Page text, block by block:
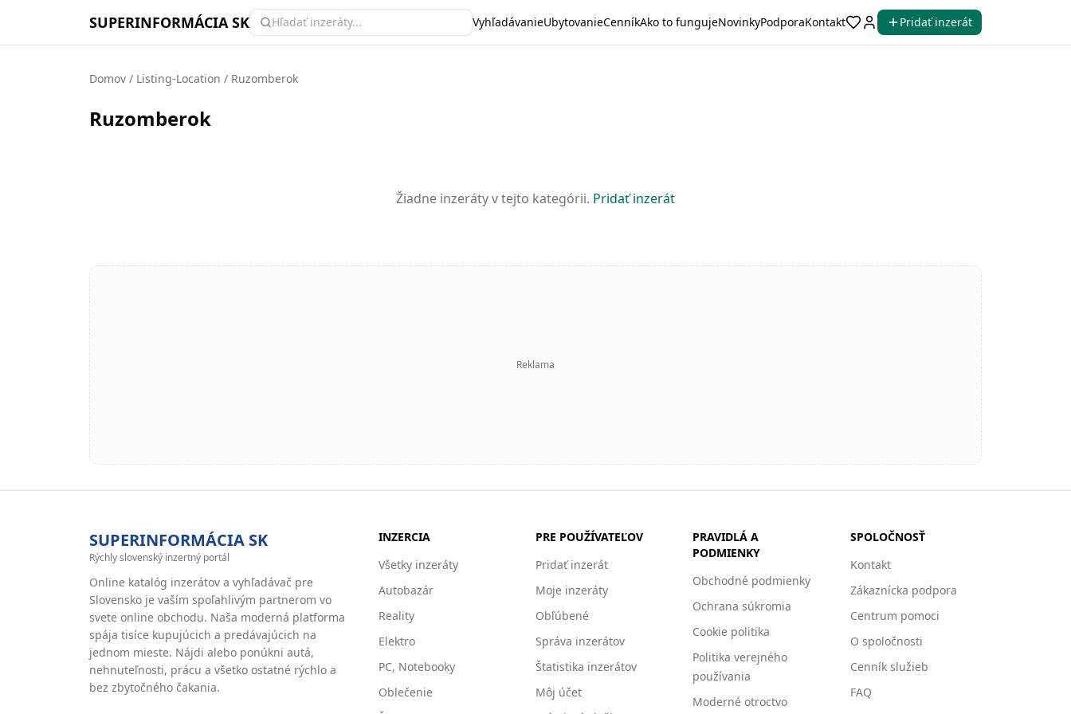
SUPERINFORMÁCIA SK VyhľadávanieUbytovanieCenníkAko to fungujeNovinkyPodporaKontakt Pridať inzerát
Domov / Listing-Location / Ruzomberok
Ruzomberok
Žiadne inzeráty v tejto kategórii. Pridať inzerát
Reklama
SUPERINFORMÁCIA SK
Rýchly slovenský inzertný portál
Online katalóg inzerátov a vyhľadávač pre
Slovensko je vaším spoľahlivým partnerom vo
svete online obchodu. Naša moderná platforma
spája tisíce kupujúcich a predávajúcich na
jednom mieste. Nájdi alebo ponúkni autá,
nehnuteľnosti, prácu a všetko ostatné rýchlo a
bez zbytočného čakania.
INZERCIA
Všetky inzeráty
Autobazár
Reality
Elektro
PC, Notebooky
Oblečenie
PRE POUŽÍVATEĽOV
Pridať inzerát
Moje inzeráty
Obľúbené
Správa inzerátov
Štatistika inzerátov
Môj účet
PRAVIDLÁ A
PODMIENKY
Obchodné podmienky
Ochrana súkromia
Cookie politika
Politika verejného
používania
Moderné otroctvo
SPOLOČNOSŤ
Kontakt
Zákaznícka podpora
Centrum pomoci
O spoločnosti
Cenník služieb
FAQ